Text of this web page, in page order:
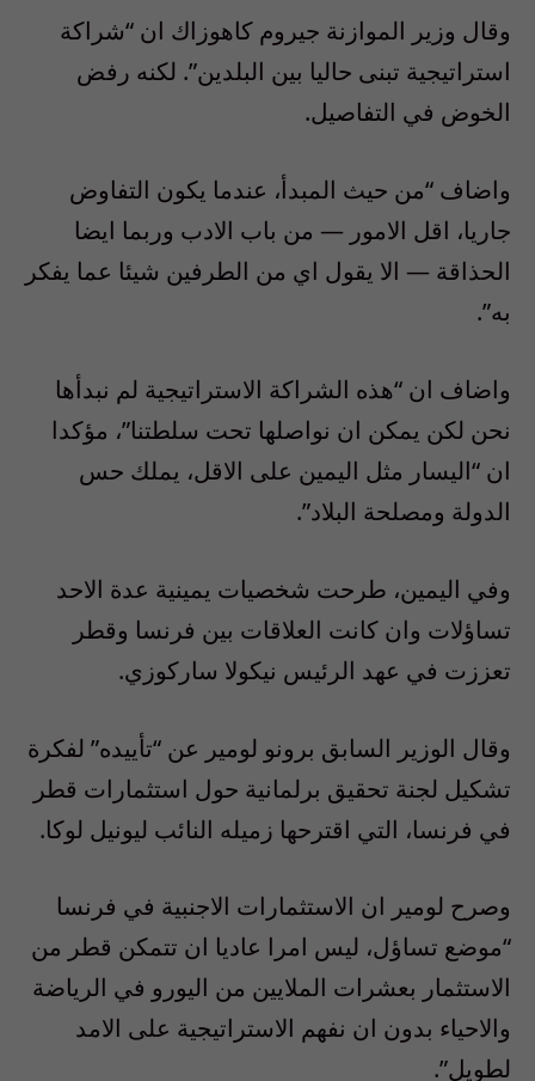
وقال وزير الموازنة جيروم كاهوزاك ان “شراكة
استراتيجية تبنى حاليا بين البلدين”. لكنه رفض
الخوض في التفاصيل.
واضاف “من حيث المبدأ، عندما يكون التفاوض
جاريا، اقل الامور — من باب الادب وربما ايضا
الحذاقة — الا يقول اي من الطرفين شيئا عما يفكر
به”.
واضاف ان “هذه الشراكة الاستراتيجية لم نبدأها
نحن لكن يمكن ان نواصلها تحت سلطتنا”، مؤكدا
ان “اليسار مثل اليمين على الاقل، يملك حس
الدولة ومصلحة البلاد”.
وفي اليمين، طرحت شخصيات يمينية عدة الاحد
تساؤلات وان كانت العلاقات بين فرنسا وقطر
تعززت في عهد الرئيس نيكولا ساركوزي.
وقال الوزير السابق برونو لومير عن “تأييده” لفكرة
تشكيل لجنة تحقيق برلمانية حول استثمارات قطر
في فرنسا، التي اقترحها زميله النائب ليونيل لوكا.
وصرح لومير ان الاستثمارات الاجنبية في فرنسا
“موضع تساؤل، ليس امرا عاديا ان تتمكن قطر من
الاستثمار بعشرات الملايين من اليورو في الرياضة
والاحياء بدون ان نفهم الاستراتيجية على الامد
لطويل”.